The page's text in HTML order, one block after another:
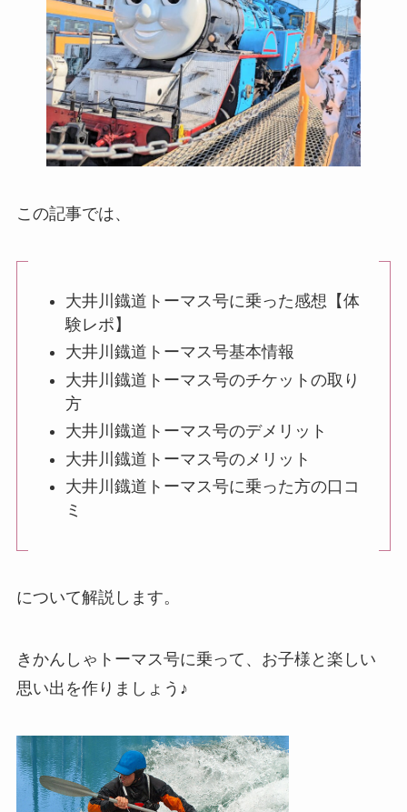
この記事では、
大井川鐡道トーマス号に乗った感想【体
験レポ】
大井川鐡道トーマス号基本情報
大井川鐡道トーマス号のチケットの取り
方
大井川鐡道トーマス号のデメリット
大井川鐡道トーマス号のメリット
大井川鐡道トーマス号に乗った方の口コ
ミ
について解説します。
きかんしゃトーマス号に乗って、お子様と楽しい
思い出を作りましょう♪